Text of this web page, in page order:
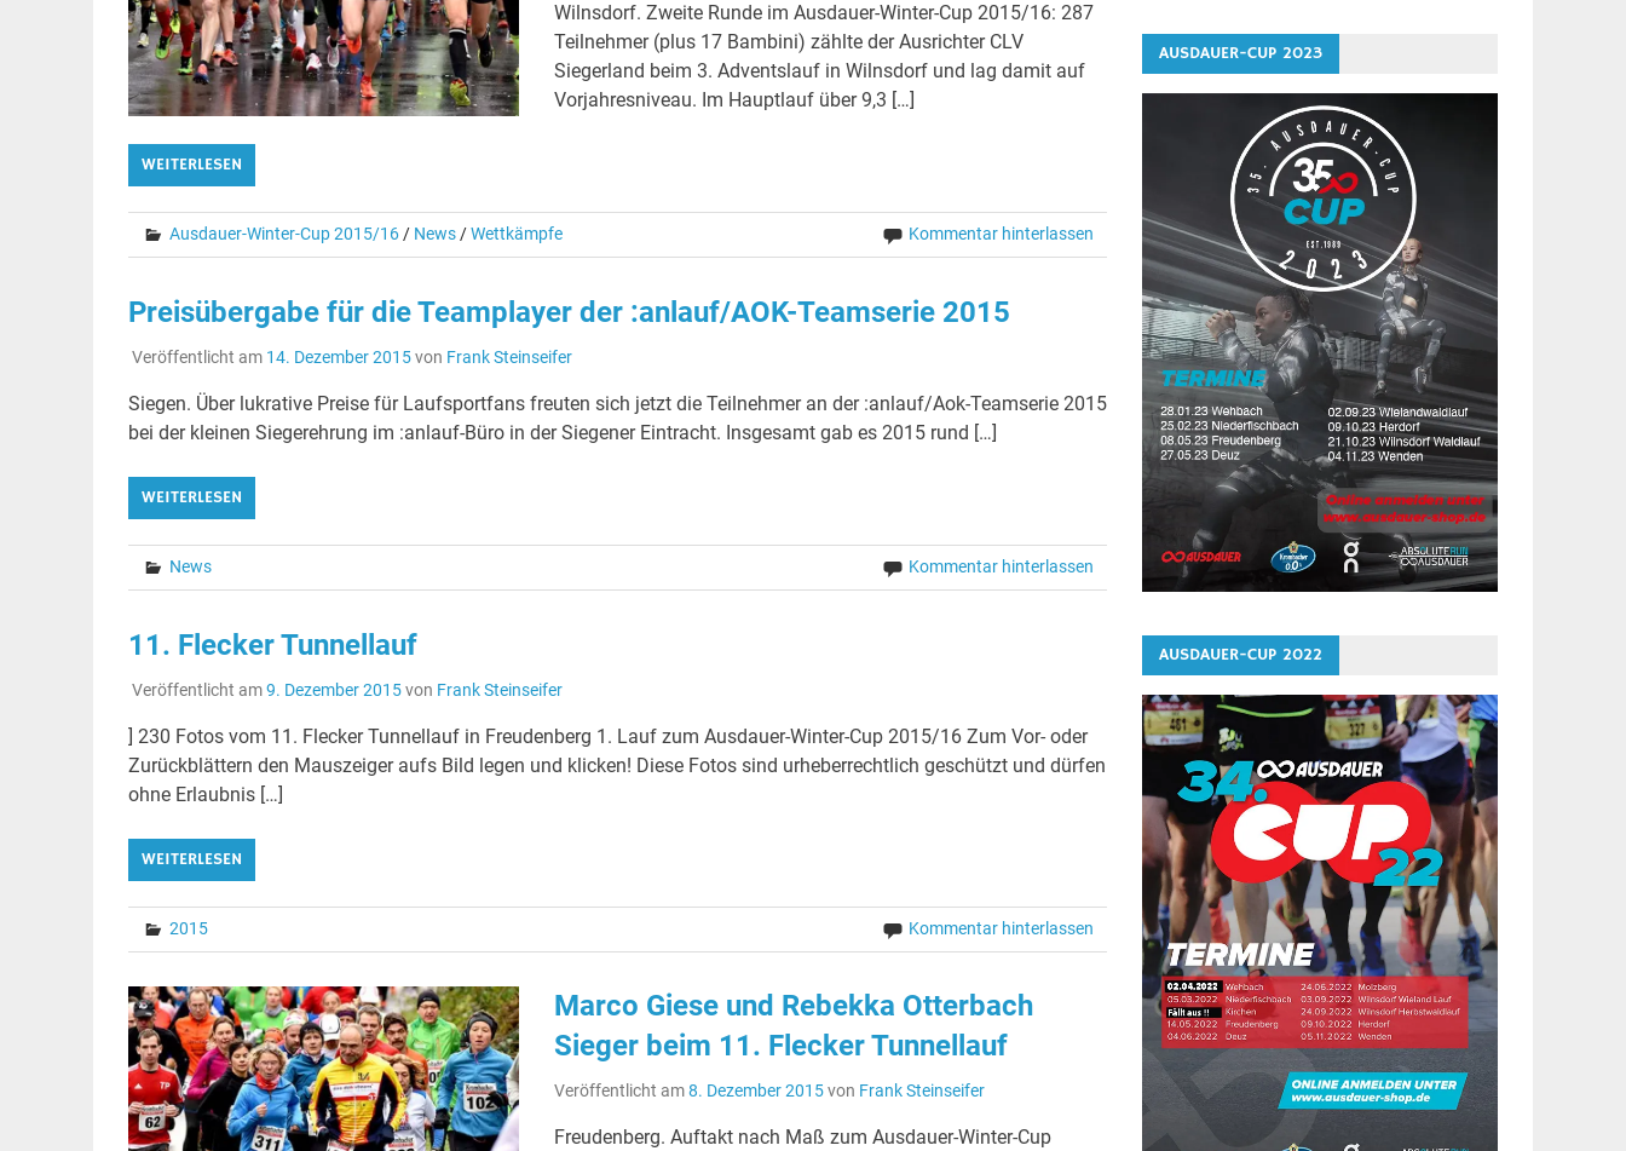
Wilnsdorf. Zweite Runde im Ausdauer-Winter-Cup 2015/16: 287
Teilnehmer (plus 17 Bambini) zählte der Ausrichter CLV
Siegerland beim 3. Adventslauf in Wilnsdorf und lag damit auf
Vorjahresniveau. Im Hauptlauf über 9,3 […]
WEITERLESEN
Ausdauer-Winter-Cup 2015/16/ News/Wettkämpfe Kommentar hinterlassen
Preisübergabe für die Teamplayer der :anlauf/AOK-Teamserie 2015
Veröffentlicht am 14. Dezember 2015von Frank Steinseifer
Siegen. Über lukrative Preise für Laufsportfans freuten sich jetzt die Teilnehmer an der :anlauf/Aok-Teamserie 2015
bei der kleinen Siegerehrung im :anlauf-Büro in der Siegener Eintracht. Insgesamt gab es 2015 rund […]
WEITERLESEN
News Kommentar hinterlassen
11. Flecker Tunnellauf
Veröffentlicht am9. Dezember 2015von Frank Steinseifer
] 230 Fotos vom 11. Flecker Tunnellauf in Freudenberg 1. Lauf zum Ausdauer-Winter-Cup 2015/16 Zum Vor- oder
Zurückblättern den Mauszeiger aufs Bild legen und klicken! Diese Fotos sind urheberrechtlich geschützt und dürfen
ohne Erlaubnis […]
WEITERLESEN
2015 Kommentar hinterlassen
Marco Giese und Rebekka Otterbach
Sieger beim 11. Flecker Tunnellauf
Veröffentlicht am8. Dezember 2015von Frank Steinseifer
Freudenberg. Auftakt nach Maß zum Ausdauer-Winter-Cup
AUSDAUER-CUP 2023
AUSDAUER-CUP 2022